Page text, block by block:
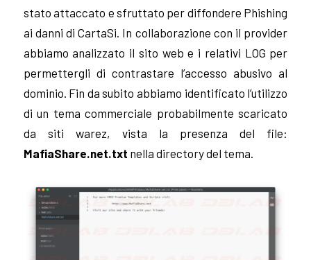
stato attaccato e sfruttato per diffondere Phishing
ai danni di CartaSi. In collaborazione con il provider
abbiamo analizzato il sito web e i relativi LOG per
permettergli di contrastare l’accesso abusivo al
dominio. Fin da subito abbiamo identificato l’utilizzo
di un tema commerciale probabilmente scaricato
da siti warez, vista la presenza del file:
MafiaShare.net.txt nella directory del tema.